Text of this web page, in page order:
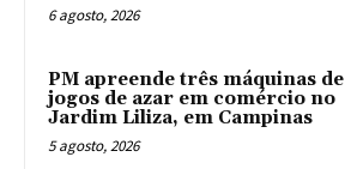
6 agosto, 2026
PM apreende três máquinas de
jogos de azar em comércio no
Jardim Liliza, em Campinas
5 agosto, 2026